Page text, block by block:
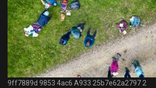
9ff7889d 9853 4ac6 A933 25b7e62a2797 2